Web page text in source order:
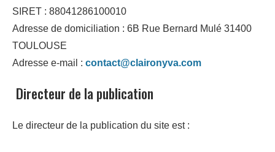
SIRET : 88041286100010
Adresse de domiciliation : 6B Rue Bernard Mulé 31400
TOULOUSE
Adresse e-mail : contact@claironyva.com
Directeur de la publication
Le directeur de la publication du site est :